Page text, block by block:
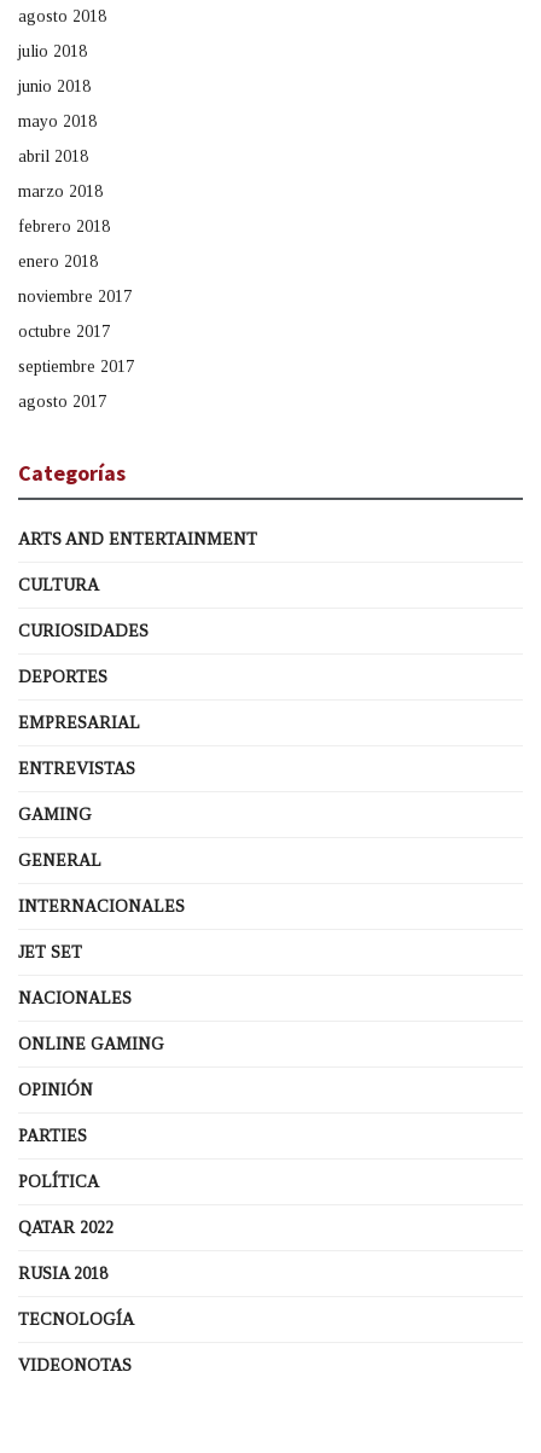
agosto 2018
julio 2018
junio 2018
mayo 2018
abril 2018
marzo 2018
febrero 2018
enero 2018
noviembre 2017
octubre 2017
septiembre 2017
agosto 2017
Categorías
ARTS AND ENTERTAINMENT
CULTURA
CURIOSIDADES
DEPORTES
EMPRESARIAL
ENTREVISTAS
GAMING
GENERAL
INTERNACIONALES
JET SET
NACIONALES
ONLINE GAMING
OPINIÓN
PARTIES
POLÍTICA
QATAR 2022
RUSIA 2018
TECNOLOGÍA
VIDEONOTAS